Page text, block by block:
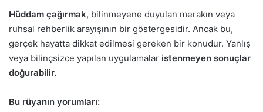
Hüddam çağırmak, bilinmeyene duyulan merakın veya
ruhsal rehberlik arayışının bir göstergesidir. Ancak bu,
gerçek hayatta dikkat edilmesi gereken bir konudur. Yanlış
veya bilinçsizce yapılan uygulamalar istenmeyen sonuçlar
doğurabilir.
Bu rüyanın yorumları: